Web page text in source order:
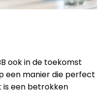
ook in de toekomst
een manier die perfect
is een betrokken